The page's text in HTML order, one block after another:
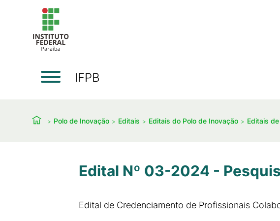
IFPB
Polo de Inovação Editais Editais do Polo de Inovação Editais
Edital Nº 03-2024 -
Edital de Credenciamento de Profissionais